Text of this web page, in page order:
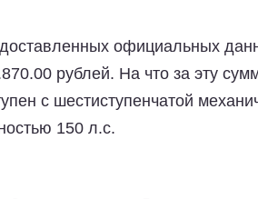
официальных
рублей. На что за эту
с шестиступенчатой
150 л.с.